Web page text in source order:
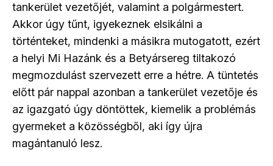
tankerület vezetőjét, valamint a polgármestert.
Akkor úgy tűnt, igyekeznek elsikálni a
történteket, mindenki a másikra mutogatott, ezért
a helyi Mi Hazánk és a Betyársereg tiltakozó
megmozdulást szervezett erre a hétre. A tüntetés
előtt pár nappal azonban a tankerület vezetője és
az igazgató úgy döntöttek, kiemelik a problémás
gyermeket a közösségből, aki így újra
magántanuló lesz.